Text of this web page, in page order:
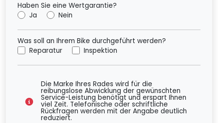
Haben Sie eine Wertgarantie?
Ja
Nein
Was soll an Ihrem Bike durchgeführt werden?
Reparatur
Inspektion
Die Marke Ihres Rades wird für die
reibungslose Abwicklung der gewünschten
Service-Leistung benötigt und erspart Ihnen
viel Zeit. Telefonische oder schriftliche
Rückfragen werden mit der Angabe deutlich
reduziert.